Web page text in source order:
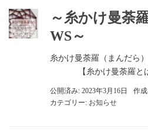
～糸かけ曼荼
WS～
糸かけ曼荼羅（まんだ
【糸かけ曼荼羅と
公開済み: 2023年3月16日 作
カテゴリー: お知らせ